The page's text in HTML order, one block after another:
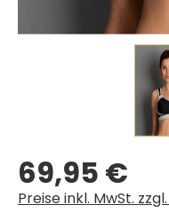
Regulärer Preis:
69,95 €
Preise inkl. MwSt.